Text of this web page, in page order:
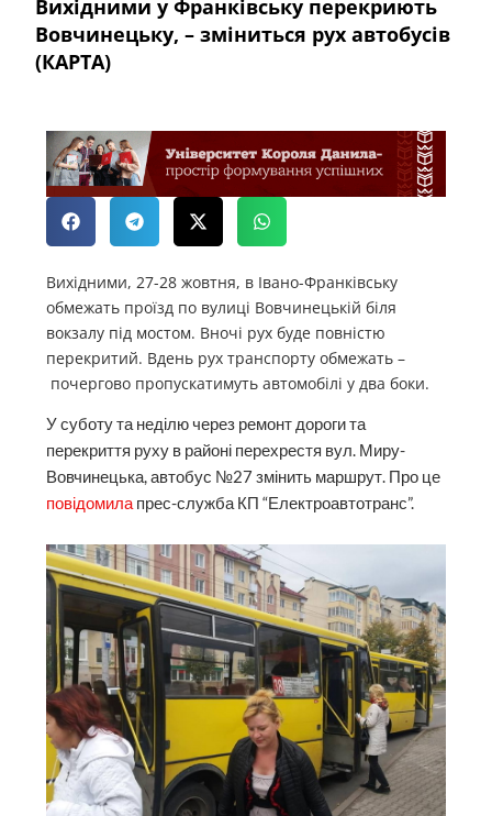
Вихідними у Франківську перекриють
Вовчинецьку, – зміниться рух автобусів
(КАРТА)
Вихідними, 27-28 жовтня, в Івано-Франківську
обмежать проїзд по вулиці Вовчинецькій біля
вокзалу під мостом. Вночі рух буде повністю
перекритий. Вдень рух транспорту обмежать –
почергово пропускатимуть автомобілі у два боки.
У суботу та неділю через ремонт дороги та
перекриття руху в районі перехрестя вул. Миру-
Вовчинецька, автобус №27 змінить маршрут. Про це
повідомила прес-служба КП “Електроавтотранс”.